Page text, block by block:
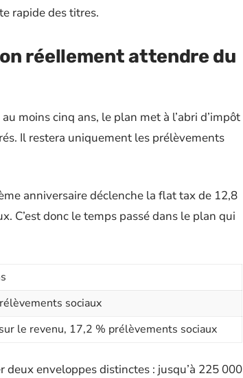
rapide des titres.
réellement attendre du
moins cinq ans, le plan met à l’abri d’impôt
Il restera uniquement les prélèvements
anniversaire déclenche la flat tax de 12,8
C’est donc le temps passé dans le plan qui
sociaux
le revenu, 17,2 % prélèvements sociaux
deux enveloppes distinctes : jusqu’à 225 000